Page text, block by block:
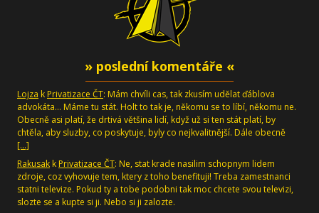
» poslední komentáře «
Lojza k Privatizace ČT: Mám chvíli cas, tak zkusím udělat ďáblova
advokáta... Máme tu stát. Holt to tak je, někomu se to líbí, někomu ne.
Obecně asi platí, že drtivá většina lidí, když už si ten stát platí, by
chtěla, aby sluzby, co poskytuje, byly co nejkvalitnější. Dále obecně
[…]
Rakusak k Privatizace ČT: Ne, stat krade nasilim schopnym lidem
zdroje, coz vyhovuje tem, ktery z toho benefituji! Treba zamestnanci
statni televize. Pokud ty a tobe podobni tak moc chcete svou televizi,
slozte se a kupte si ji. Nebo si ji zalozte.